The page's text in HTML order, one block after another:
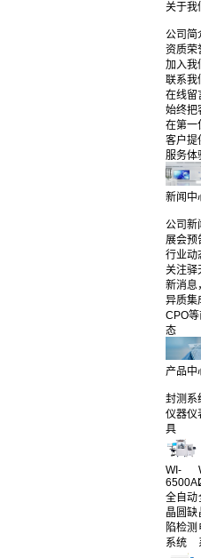
关于我
公司简
资质荣
加入我
联系我
在线留
始终把
在第一
客户提
服务体
新闻中
公司新
展会预
行业动
关注驿
新消息
异质集
CPO
态
产品中
封测系
仪器仪
具
WI-
全自动
晶圆缺
陷检测
系统